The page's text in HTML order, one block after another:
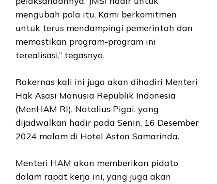
mengubah pola itu. Kami berkomitmen
untuk terus mendampingi pemerintah dan
memastikan program-program ini
terealisasi,” tegasnya.
Rakernas kali ini juga akan dihadiri Menteri
Hak Asasi Manusia Republik Indonesia
(MenHAM RI), Natalius Pigai, yang
dijadwalkan hadir pada Senin, 16 Desember
2024 malam di Hotel Aston Samarinda.
Menteri HAM akan memberikan pidato
dalam rapat kerja ini, yang juga akan